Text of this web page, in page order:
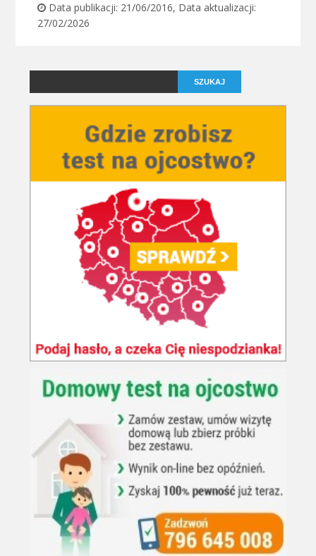
Data publikacji: 21/06/2016, Data aktualizacji:
27/02/2026